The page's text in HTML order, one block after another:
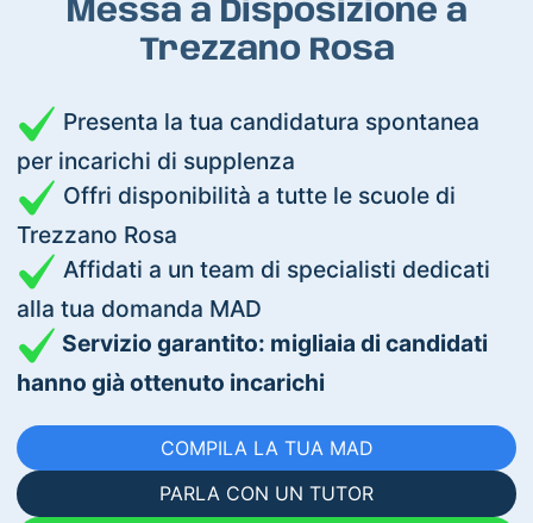
Messa a Disposizione a
Trezzano Rosa
Presenta la tua candidatura spontanea
per incarichi di supplenza
Offri disponibilità a tutte le scuole di
Trezzano Rosa
Affidati a un team di specialisti dedicati
alla tua domanda MAD
Servizio garantito: migliaia di candidati
hanno già ottenuto incarichi
COMPILA LA TUA MAD
PARLA CON UN TUTOR